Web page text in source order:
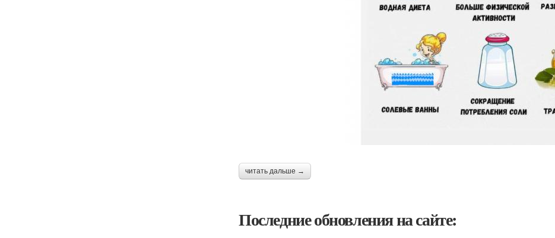
читать дальше →
Последние обновления на сайте: